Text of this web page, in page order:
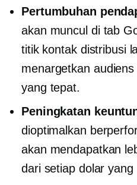
Pertumbuhan
akan muncul di tab
titik kontak distribusi
menargetkan
yang tepat.
Peningkatan
dioptimalkan
akan mendapatkan
dari setiap dolar yang